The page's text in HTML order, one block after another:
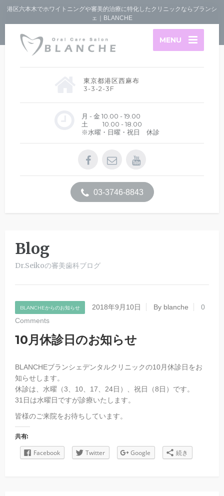
港区六本木でホワイトニングや審美的治療に特化したクリニックならブランシ
ェ｜BLANCHE
MENU
東京都港区西麻布
3-3-2-3F
月 - 金 10.00 - 19.00
土 10.00 - 18.00
※水曜・日曜・祝日 休診
03-3746-8843
Blog
Dr.Seikoの審美歯科ブログ
BLANCHEからのお知らせ 2018年9月10日 By blanche
0
Comments
10月休診日のお知らせ
BLANCHEブランシェデンタルクリニックの10月休診日をお
知らせします。
休診は、水曜（3、10、17、24日）、祝日（8日）です。
31日は水曜日ですが診療いたします。
皆様のご来院をお待ちしています。
共有:
Facebook Twitter Google 続き